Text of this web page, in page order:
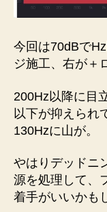
今回は70dBで
ジ施工、右が＋
200Hz以降に目
以下が抑えられ
130Hzに山が。
やはりデッドニ
源を処理して、
着手がいいかも